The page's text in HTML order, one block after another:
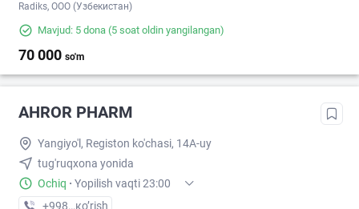
Radiks, ООО (Узбекистан)
Mavjud: 5 dona (5 soat oldin yangilangan)
70 000 so'm
AHROR PHARM
Yangiyo'l, Registon ko'chasi, 14A-uy
tug'ruqxona yonida
Ochiq · Yopilish vaqti 23:00
+998 (88) XXX-XX-XX
кo’rish